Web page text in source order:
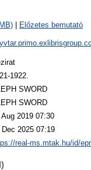
Előzetes bemutató
1922.
SWORD
SWORD
Aug 2019 07:30
Dec 2025 07:19
real-ms.mtak.hu/id/